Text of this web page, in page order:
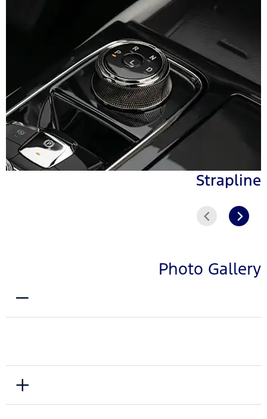
التالي السابق
Strapline
Photo Gallery